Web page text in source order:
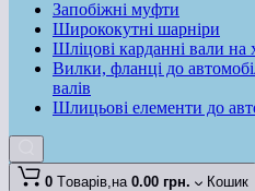
Запобіжні муфти
Ширококутні шарніри
Шліцові карданні вали на
Вилки, фланці до
валів
Шлицьові елементи до
0 Tоварів,на 0.00 грн. Кошик